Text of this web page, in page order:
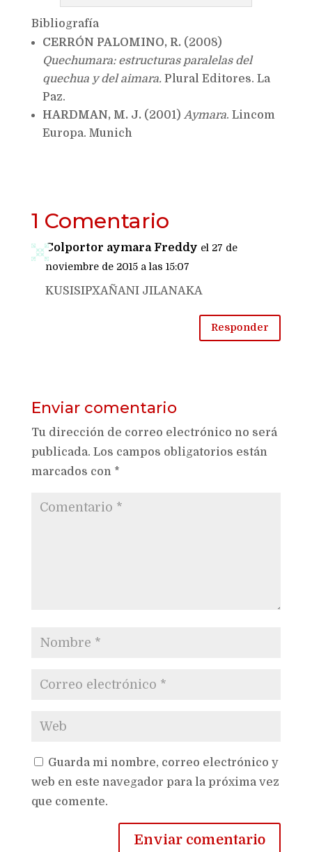
Bibliografía
CERRÓN PALOMINO, R.(2008)
Quechumara: estructuras paralelas del
quechua y del aimara.Plural Editores. La
Paz.
HARDMAN, M. J.(2001) Aymara. Lincom
Europa. Munich
1 Comentario
Colportor aymara Freddy el 27 de
noviembre de 2015 a las 15:07
KUSISIPXAÑANI JILANAKA
Responder
Enviar comentario
Tu dirección de correo electrónico no será
publicada. Los campos obligatorios están
marcados con *
Guarda mi nombre, correo electrónico y
web en este navegador para la próxima vez
que comente.